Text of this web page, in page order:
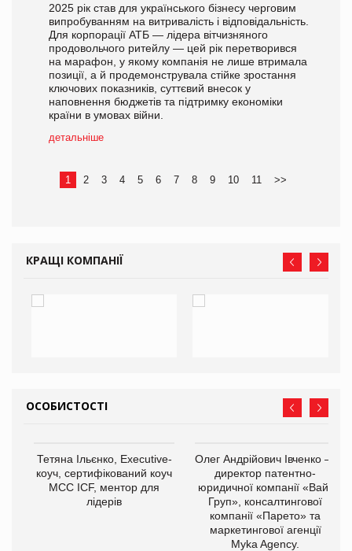
2025 рік став для українського бізнесу черговим
випробуванням на витривалість і відповідальність.
Для корпорації АТБ — лідера вітчизняного
продовольчого ритейлу — цей рік перетворився
на марафон, у якому компанія не лише втримала
позиції, а й продемонструвала стійке зростання
ключових показників, суттєвий внесок у
наповнення бюджетів та підтримку економіки
країни в умовах війни.
детальніше
1 2 3 4 5 6 7 8 9 10 11 >>
КРАЩІ КОМПАНІЇ
ОСОБИСТОСТІ
Тетяна Ільєнко, Executive-
коуч, сертифікований коуч
МСС ICF, ментор для
лідерів
Олег Андрійович Івченко —
директор патентно-
юридичної компанії «Вайз
Груп», консалтингової
компанії «Парето» та
маркетингової агенції
Myka Agency.